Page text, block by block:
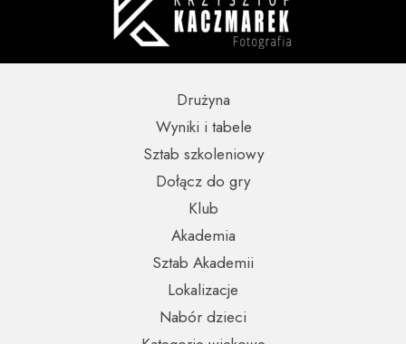
Nabór dzieci
Wyniki i tabele
Lokalizacje
Sztab szkoleniowy
Sztab Akademii
Dołącz do gry
Drużyna
Akademia
Klub